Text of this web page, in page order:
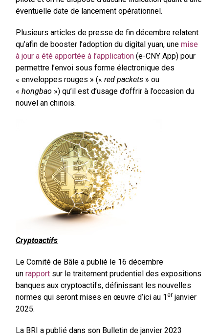
éventuelle date de lancement opérationnel.
Plusieurs articles de presse de fin décembre relatent
qu’afin de booster l’adoption du digital yuan, unemise
à jour a été apportée à l’application (e-CNY App) pour
permettre l’envoi sous forme électronique des
« enveloppes rouges » («red packets » ou
«hongbao ») qu’il est d’usage d’offrir à l’occasion du
nouvel an chinois.
Cryptoactifs
Le Comité de Bâle a publié le 16 décembre
unrapport sur le traitement prudentiel des expositions
banques aux cryptoactifs, définissant les nouvelles
normes qui seront mises en œuvre d’ici au 1er janvier
2025.
La BRI a publié dans son Bulletin de janvier 2023